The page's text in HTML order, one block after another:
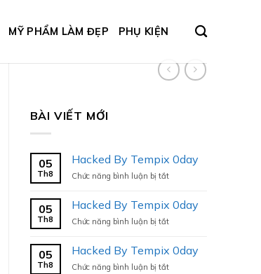
MỸ PHẨM LÀM ĐẸP PHỤ KIỆN
BÀI VIẾT MỚI
05
Th8
Hacked By Tempix 0day
Chức năng bình luận bị tắtở
Tempix
0day
05
Th8
Hacked By Tempix 0day
Chức năng bình luận bị tắtở
Tempix
0day
05
Th8
Hacked By Tempix 0day
Chức năng bình luận bị tắtở